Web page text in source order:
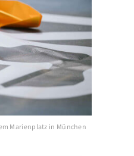
Marienplatz in München